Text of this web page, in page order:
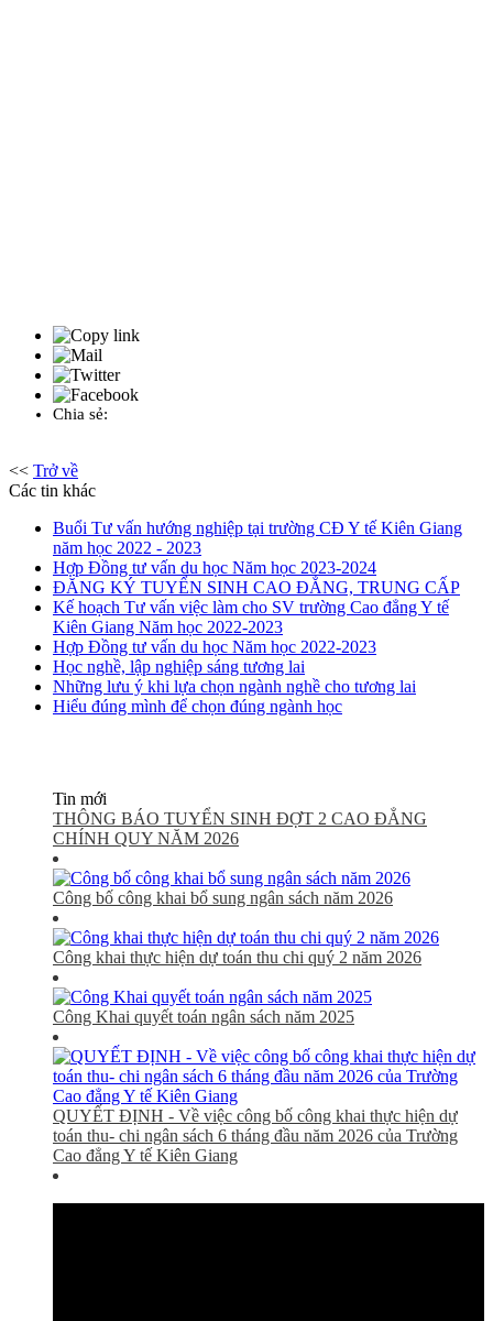
Chia sẻ:
<< Trở về
Các tin khác
Buổi Tư vấn hướng nghiệp tại trường CĐ Y tế Kiên Giang
năm học 2022 - 2023
Hợp Đồng tư vấn du học Năm học 2023-2024
ĐĂNG KÝ TUYỂN SINH CAO ĐẲNG, TRUNG CẤP
Kế hoạch Tư vấn việc làm cho SV trường Cao đẳng Y tế
Kiên Giang Năm học 2022-2023
Hợp Đồng tư vấn du học Năm học 2022-2023
Học nghề, lập nghiệp sáng tương lai
Những lưu ý khi lựa chọn ngành nghề cho tương lai
Hiểu đúng mình để chọn đúng ngành học
Tin mới
THÔNG BÁO TUYỂN SINH ĐỢT 2 CAO ĐẲNG
CHÍNH QUY NĂM 2026
Công bố công khai bổ sung ngân sách năm 2026
Công khai thực hiện dự toán thu chi quý 2 năm 2026
Công Khai quyết toán ngân sách năm 2025
QUYẾT ĐỊNH - Về việc công bố công khai thực hiện dự
toán thu- chi ngân sách 6 tháng đầu năm 2026 của Trường
Cao đẳng Y tế Kiên Giang